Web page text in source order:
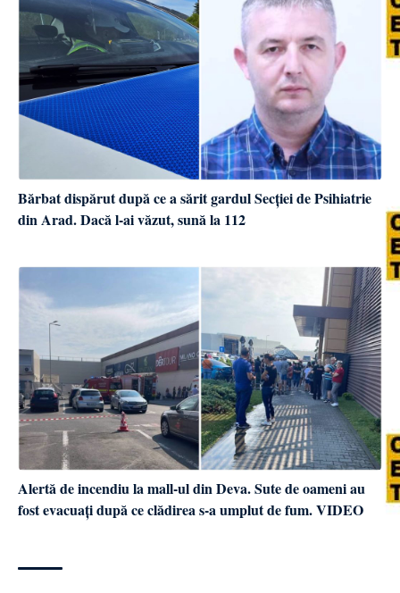
Bărbat dispărut după ce a sărit gardul Secției de Psihiatrie
din Arad. Dacă l-ai văzut, sună la 112
Alertă de incendiu la mall-ul din Deva. Sute de oameni au
fost evacuați după ce clădirea s-a umplut de fum. VIDEO